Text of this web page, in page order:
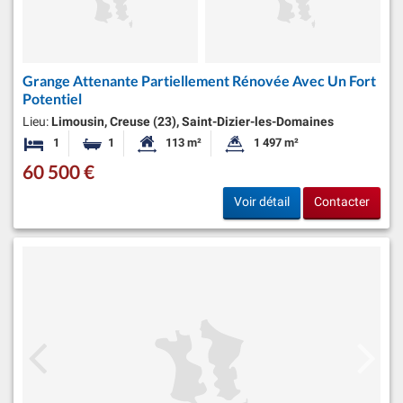
Grange Attenante Partiellement Rénovée Avec Un Fort
Potentiel
Lieu: Limousin, Creuse (23), Saint-Dizier-les-Domaines
1 Chambre 1 Salle de bainSurface habitable:
113 m² Superficie du terrain:
1 497 m²
60 500 €
Voir détail Contacter